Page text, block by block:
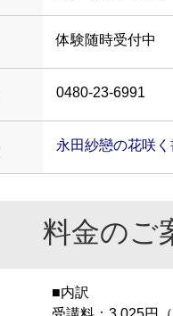
体験随時受付中
0480-23-6991
永田紗戀の花咲く
料金のご
■内訳